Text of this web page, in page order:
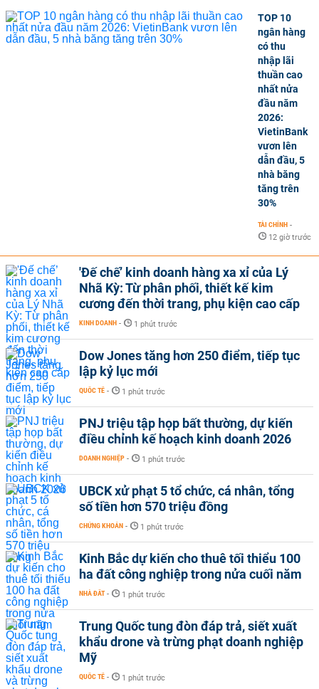
TOP 10
ngân hàng
có thu
nhập lãi
thuần cao
nhất nửa
đầu năm
2026:
VietinBank
vươn lên
dẫn đầu, 5
nhà băng
tăng trên
30%
TÀI CHÍNH -
12 giờ trước
'Đế chế’ kinh doanh hàng xa xỉ của Lý
Nhã Kỳ: Từ phân phối, thiết kế kim
cương đến thời trang, phụ kiện cao cấp
KINH DOANH - 1 phút trước
Dow Jones tăng hơn 250 điểm, tiếp tục
lập kỷ lục mới
QUỐC TẾ - 1 phút trước
PNJ triệu tập họp bất thường, dự kiến
điều chỉnh kế hoạch kinh doanh 2026
DOANH NGHIỆP - 1 phút trước
UBCK xử phạt 5 tổ chức, cá nhân, tổng
số tiền hơn 570 triệu đồng
CHỨNG KHOÁN - 1 phút trước
Kinh Bắc dự kiến cho thuê tối thiểu 100
ha đất công nghiệp trong nửa cuối năm
NHÀ ĐẤT - 1 phút trước
Trung Quốc tung đòn đáp trả, siết xuất
khẩu drone và trừng phạt doanh nghiệp
Mỹ
QUỐC TẾ - 1 phút trước